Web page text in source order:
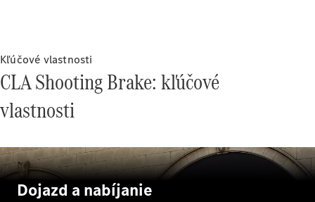
Trieda
sedan
Elektromobil
EQE
EQS
sedan
Trieda S
Trieda S
sedan dlhá
Kľúčové vlastnosti
CLA Shooting Brake: kľúčové
vlastnosti
Dojazd a nabíjanie